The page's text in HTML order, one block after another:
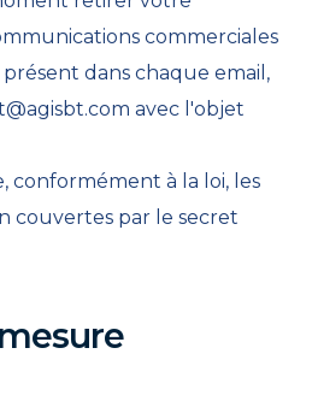
commerciales
dans chaque email,
avec l'objet
conformément à la loi, les
couvertes par le secret